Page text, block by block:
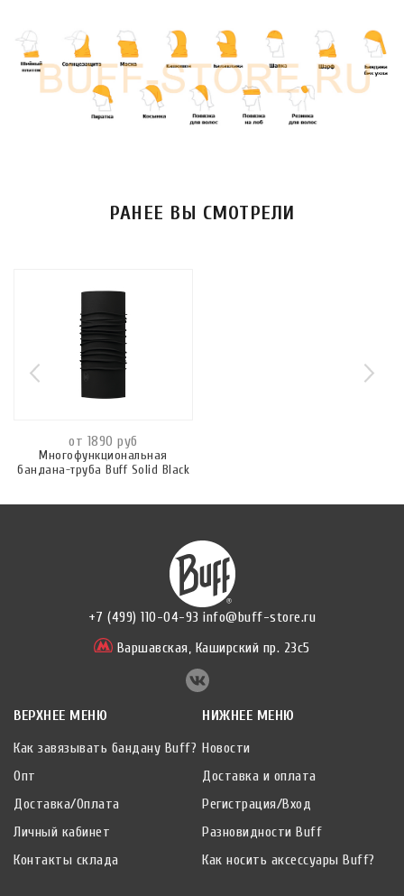
РАНЕЕ ВЫ СМОТРЕЛИ
от 1890 руб
Многофункциональная
бандана-труба Buff Solid Black
+7 (499) 110-04-93 info@buff-store.ru
Варшавская, Каширский пр. 23с5
ВЕРХНЕЕ МЕНЮ
Как завязывать бандану Buff?
Опт
Доставка/Оплата
Личный кабинет
Контакты склада
НИЖНЕЕ МЕНЮ
Новости
Доставка и оплата
Регистрация/Вход
Разновидности Buff
Как носить аксессуары Buff?